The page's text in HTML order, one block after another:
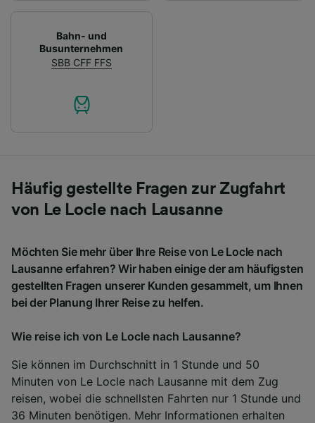
Bahn- und
Busunternehmen
SBB CFF FFS
Häufig gestellte Fragen zur Zugfahrt
von Le Locle nach Lausanne
Möchten Sie mehr über Ihre Reise von Le Locle nach
Lausanne erfahren? Wir haben einige der am häufigsten
gestellten Fragen unserer Kunden gesammelt, um Ihnen
bei der Planung Ihrer Reise zu helfen.
Wie reise ich von Le Locle nach Lausanne?
Sie können im Durchschnitt in 1 Stunde und 50
Minuten von Le Locle nach Lausanne mit dem Zug
reisen, wobei die schnellsten Fahrten nur 1 Stunde und
36 Minuten benötigen. Mehr Informationen erhalten